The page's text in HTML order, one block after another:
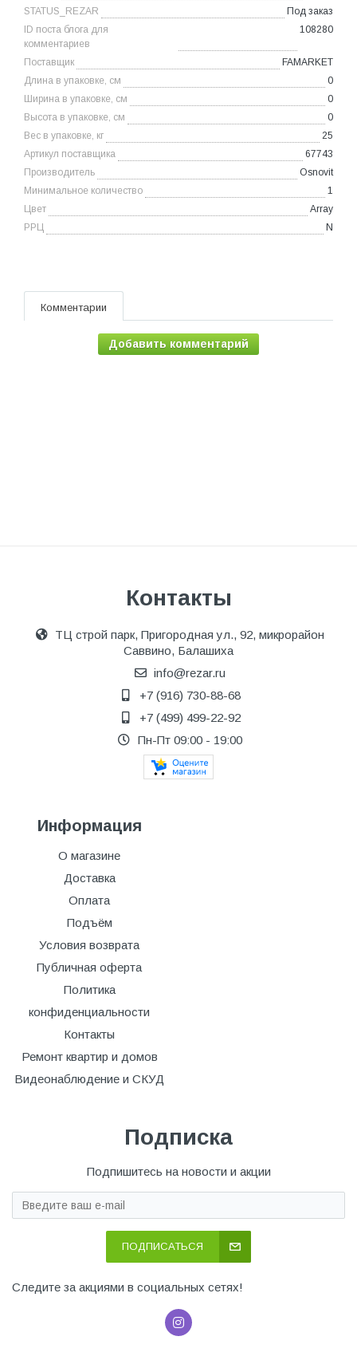
STATUS_REZAR
Под заказ
ID поста блога для
комментариев
108280
Поставщик
FAMARKET
Длина в упаковке, см
0
Ширина в упаковке, см
0
Высота в упаковке, см
0
Вес в упаковке, кг
25
Артикул поставщика
67743
Производитель
Osnovit
Минимальное количество
1
Цвет
Array
РРЦ
N
Комментарии
Добавить комментарий
Контакты
ТЦ строй парк, Пригородная ул., 92, микрорайон
Саввино, Балашиха
info@rezar.ru
+7 (916) 730-88-68
+7 (499) 499-22-92
Пн-Пт 09:00 - 19:00
Информация
О магазине
Доставка
Оплата
Подъём
Условия возврата
Публичная оферта
Политика
конфиденциальности
Контакты
Ремонт квартир и домов
Видеонаблюдение и СКУД
Подписка
Подпишитесь на новости и акции
ПОДПИСАТЬСЯ
Следите за акциями в социальных сетях!